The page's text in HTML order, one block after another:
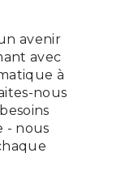
avenir
avec
à
nous
- nous